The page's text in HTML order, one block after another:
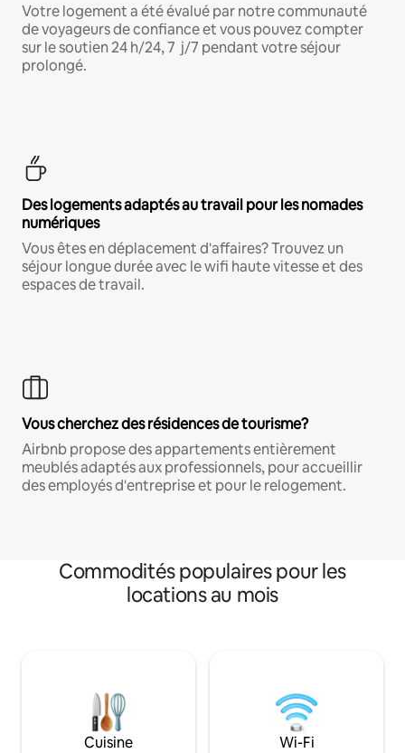
Votre logement a été évalué par notre communauté
de voyageurs de confiance et vous pouvez compter
sur le soutien 24 h/24, 7 j/7 pendant votre séjour
prolongé.
Des logements adaptés au travail pour les nomades
numériques
Vous êtes en déplacement d'affaires? Trouvez un
séjour longue durée avec le wifi haute vitesse et des
espaces de travail.
Vous cherchez des résidences de tourisme?
Airbnb propose des appartements entièrement
meublés adaptés aux professionnels, pour accueillir
des employés d'entreprise et pour le relogement.
Commodités populaires pour les
locations au mois
Cuisine Wi-Fi